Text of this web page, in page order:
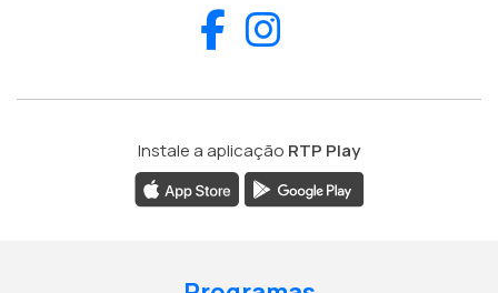
Facebook
Instale a aplicação RTP Play